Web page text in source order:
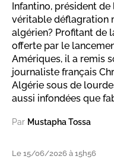
Infantino, président
véritable déflagration
algérien? Profitant de
offerte par le
Amériques, il a remis
journaliste français
Algérie sous de
aussi infondées que
Par Mustapha Tossa
Le 15/06/2026 à 15h56